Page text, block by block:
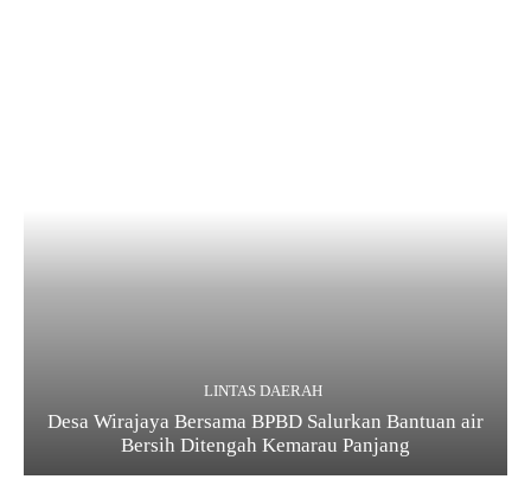
LINTAS DAERAH
Desa Wirajaya Bersama BPBD Salurkan Bantuan air
Bersih Ditengah Kemarau Panjang